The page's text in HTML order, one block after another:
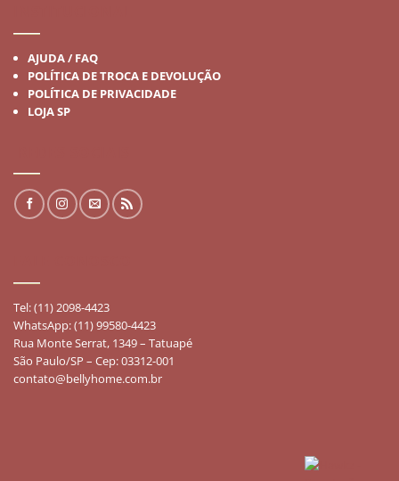
AJUDA / FAQ
POLÍTICA DE TROCA E DEVOLUÇÃO
POLÍTICA DE PRIVACIDADE
LOJA SP
Tel: (11) 2098-4423
WhatsApp: (11) 99580-4423
Rua Monte Serrat, 1349 – Tatuapé
São Paulo/SP – Cep: 03312-001
contato@bellyhome.com.br